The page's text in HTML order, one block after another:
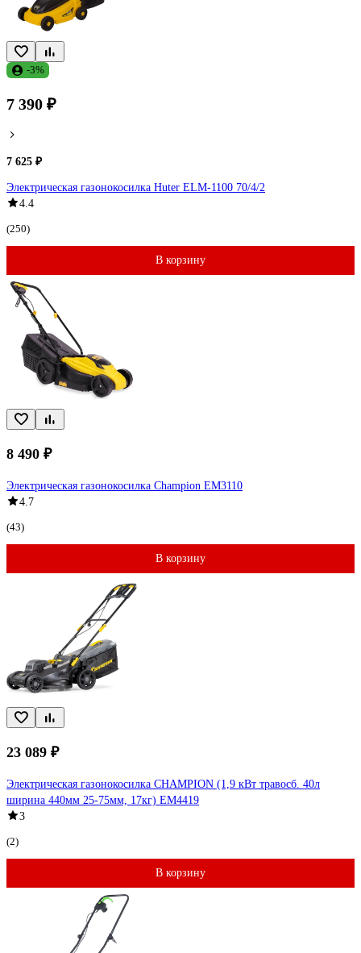
-3%
7 390 ₽
7 625 ₽
Электрическая газонокосилка Huter ELM-1100 70/4/2
4.4
(250)
В корзину
8 490 ₽
Электрическая газонокосилка Champion EM3110
4.7
(43)
В корзину
23 089 ₽
Электрическая газонокосилка CHAMPION (1,9 кВт травосб. 40л
ширина 440мм 25-75мм, 17кг) EM4419
3
(2)
В корзину